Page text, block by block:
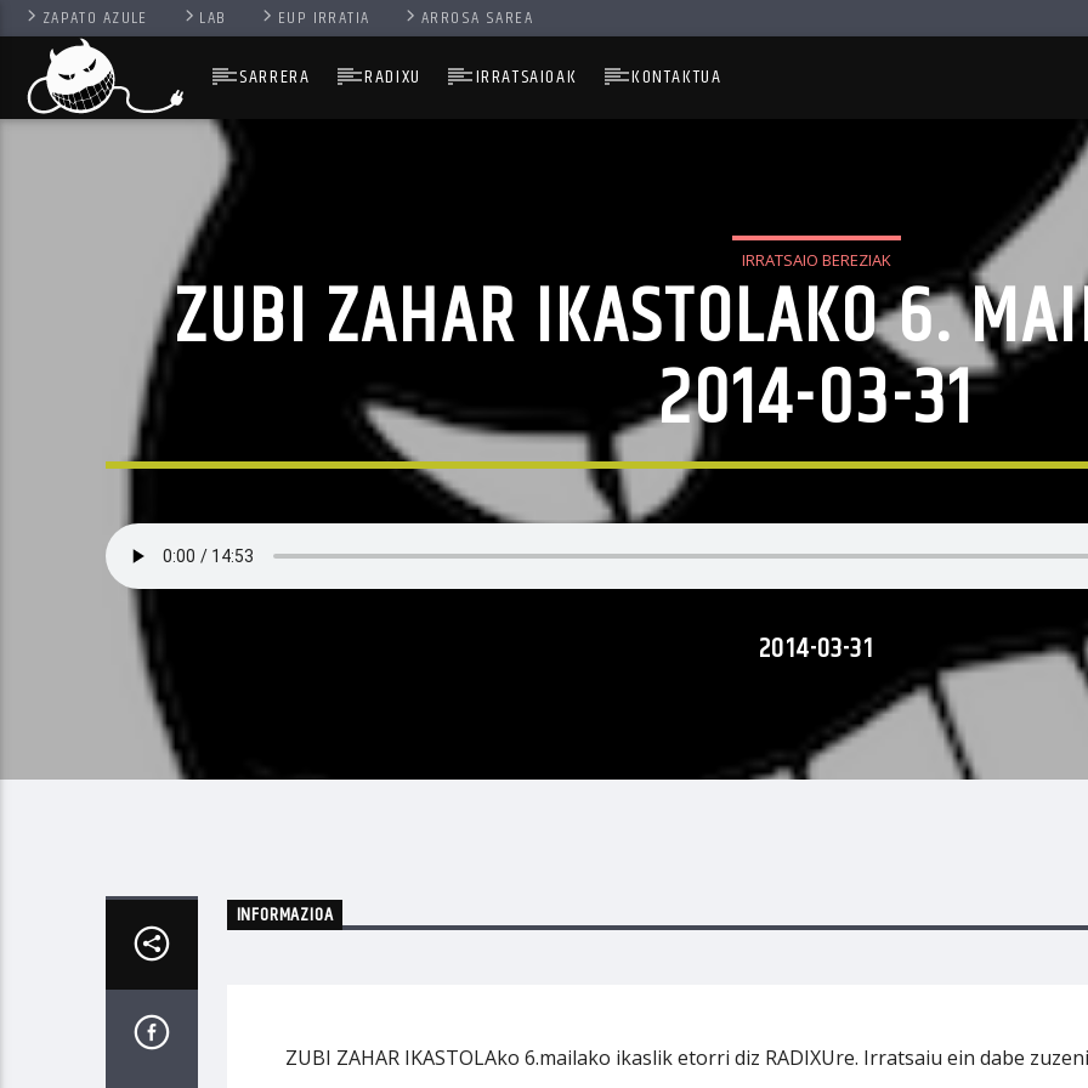
ZAPATO AZULE LAB EUP IRRATIA ARROSA SAREA
SARRERA RADIXU IRRATSAIOAK KONTAKTUA
IRRATSAIO BEREZIAK
ZUBI ZAHAR IKASTOLAKO 6.
2014-03-31
2014-03-31
INFORMAZIOA
ZUBI ZAHAR IKASTOLAko 6.mailako ikaslik etorri diz RADIXUre. Irratsaiu ein dabe